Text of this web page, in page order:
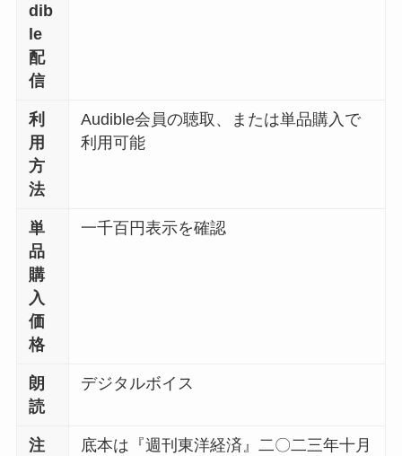
dib
le
配
信
利
用
方
法
Audible会員の聴取、または単品購入で
利用可能
単
品
購
入
価
格
一千百円表示を確認
朗
読
デジタルボイス
注
底本は『週刊東洋経済』二〇二三年十月